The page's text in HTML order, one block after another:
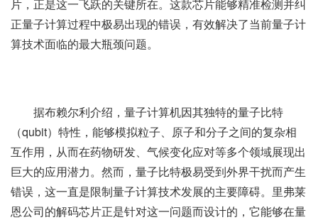
片，正是这一飞跃的关键所在。这款芯片能够精准检测并纠
正量子计算过程中极易出现的错误，有效解决了当前量子计
算技术面临的最大瓶颈问题。
据布赖尔利介绍，量子计算机因其独特的量子比特
（qubit）特性，能够模拟粒子、原子和分子之间的复杂相
互作用，从而在药物研发、气候变化应对等多个领域展现出
巨大的应用潜力。然而，量子比特极易受到外界干扰而产生
错误，这一直是限制量子计算技术发展的主要障碍。里弗莱
恩公司的解码芯片正是针对这一问题而设计的，它能够在量